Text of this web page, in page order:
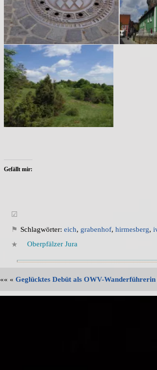
Gefällt mir:
Schlagwörter: eich, grabenhof, hirmesberg,
Oberpfälzer Jura
«« « Geglücktes Debüt als OWV-Wanderführerin